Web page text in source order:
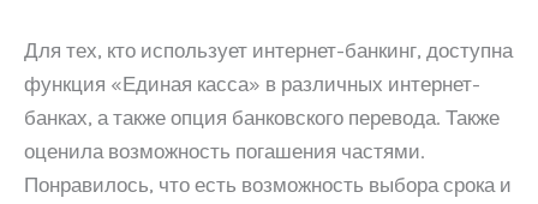
Для тех, кто использует интернет-банкинг, доступна
функция «Единая касса» в различных интернет-
банках, а также опция банковского перевода. Также
оценила возможность погашения частями.
Понравилось, что есть возможность выбора срока и